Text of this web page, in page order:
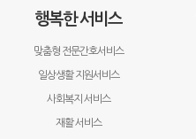
행복한 서비스
맞춤형 전문간호서비스
일상생활 지원서비스
사회복지 서비스
재활 서비스